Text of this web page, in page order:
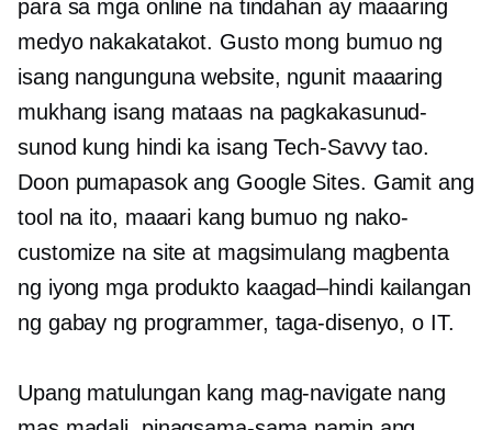
para sa mga online na tindahan ay maaaring
medyo nakakatakot. Gusto mong bumuo ng
isang nangungunawebsite, ngunit maaaring
mukhang isang mataas na pagkakasunud-
sunod kung hindi ka isangTech-Savvytao.
Doon pumapasok ang Google Sites. Gamit ang
tool na ito, maaari kang bumuo ng nako-
customize na site at magsimulang magbenta
ng iyong mga produkto kaagad–hindikailangan
ng gabay ng programmer, taga-disenyo, o IT.
Upang matulungan kang mag-navigate nang